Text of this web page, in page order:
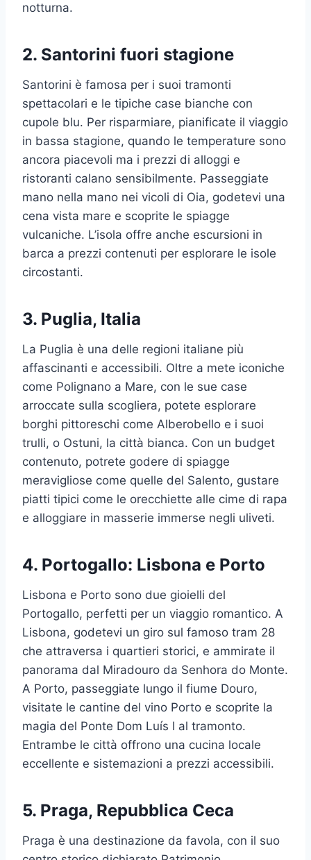
notturna.
2. Santorini fuori stagione
Santorini è famosa per i suoi tramonti
spettacolari e le tipiche case bianche con
cupole blu. Per risparmiare, pianificate il viaggio
in bassa stagione, quando le temperature sono
ancora piacevoli ma i prezzi di alloggi e
ristoranti calano sensibilmente. Passeggiate
mano nella mano nei vicoli di Oia, godetevi una
cena vista mare e scoprite le spiagge
vulcaniche. L’isola offre anche escursioni in
barca a prezzi contenuti per esplorare le isole
circostanti.
3. Puglia, Italia
La Puglia è una delle regioni italiane più
affascinanti e accessibili. Oltre a mete iconiche
come Polignano a Mare, con le sue case
arroccate sulla scogliera, potete esplorare
borghi pittoreschi come Alberobello e i suoi
trulli, o Ostuni, la città bianca. Con un budget
contenuto, potrete godere di spiagge
meravigliose come quelle del Salento, gustare
piatti tipici come le orecchiette alle cime di rapa
e alloggiare in masserie immerse negli uliveti.
4. Portogallo: Lisbona e Porto
Lisbona e Porto sono due gioielli del
Portogallo, perfetti per un viaggio romantico. A
Lisbona, godetevi un giro sul famoso tram 28
che attraversa i quartieri storici, e ammirate il
panorama dal Miradouro da Senhora do Monte.
A Porto, passeggiate lungo il fiume Douro,
visitate le cantine del vino Porto e scoprite la
magia del Ponte Dom Luís I al tramonto.
Entrambe le città offrono una cucina locale
eccellente e sistemazioni a prezzi accessibili.
5. Praga, Repubblica Ceca
Praga è una destinazione da favola, con il suo